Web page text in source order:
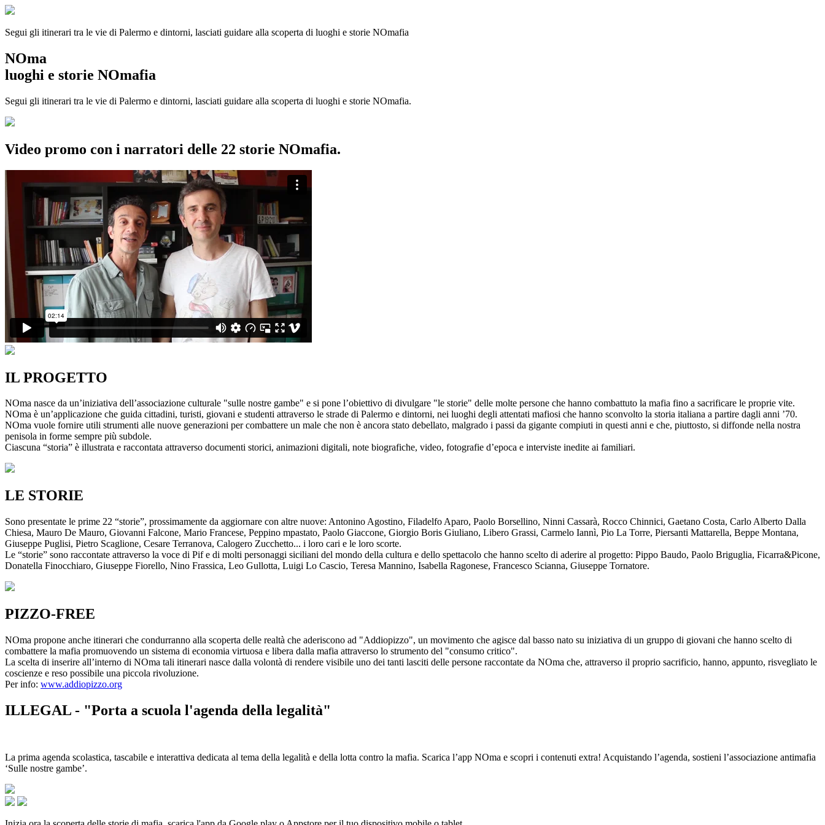
Segui gli itinerari tra le vie di Palermo e dintorni, lasciati guidare alla scoperta di luoghi e storie NOmafia
NOma
luoghi e storie NOmafia
Segui gli itinerari tra le vie di Palermo e dintorni, lasciati guidare alla scoperta di luoghi e storie NOmafia.
Video promo con i narratori delle 22 storie NOmafia.
IL PROGETTO
NOma nasce da un’iniziativa dell’associazione culturale "sulle nostre gambe" e si pone l’obiettivo di divulgare "le storie" delle molte persone che hanno combattuto la mafia fino a sacrificare le proprie vite.
NOma è un’applicazione che guida cittadini, turisti, giovani e studenti attraverso le strade di Palermo e dintorni, nei luoghi degli attentati mafiosi che hanno sconvolto la storia italiana a partire dagli anni ’70.
NOma vuole fornire utili strumenti alle nuove generazioni per combattere un male che non è ancora stato debellato, malgrado i passi da gigante compiuti in questi anni e che, piuttosto, si diffonde nella nostra
penisola in forme sempre più subdole.
Ciascuna “storia” è illustrata e raccontata attraverso documenti storici, animazioni digitali, note biografiche, video, fotografie d’epoca e interviste inedite ai familiari.
LE STORIE
Sono presentate le prime 22 “storie”, prossimamente da aggiornare con altre nuove: Antonino Agostino, Filadelfo Aparo, Paolo Borsellino, Ninni Cassarà, Rocco Chinnici, Gaetano Costa, Carlo Alberto Dalla
Chiesa, Mauro De Mauro, Giovanni Falcone, Mario Francese, Peppino mpastato, Paolo Giaccone, Giorgio Boris Giuliano, Libero Grassi, Carmelo Iannì, Pio La Torre, Piersanti Mattarella, Beppe Montana,
Giuseppe Puglisi, Pietro Scaglione, Cesare Terranova, Calogero Zucchetto... i loro cari e le loro scorte.
Le “storie” sono raccontate attraverso la voce di Pif e di molti personaggi siciliani del mondo della cultura e dello spettacolo che hanno scelto di aderire al progetto: Pippo Baudo, Paolo Briguglia, Ficarra&Picone,
Donatella Finocchiaro, Giuseppe Fiorello, Nino Frassica, Leo Gullotta, Luigi Lo Cascio, Teresa Mannino, Isabella Ragonese, Francesco Scianna, Giuseppe Tornatore.
PIZZO-FREE
NOma propone anche itinerari che condurranno alla scoperta delle realtà che aderiscono ad "Addiopizzo", un movimento che agisce dal basso nato su iniziativa di un gruppo di giovani che hanno scelto di
combattere la mafia promuovendo un sistema di economia virtuosa e libera dalla mafia attraverso lo strumento del "consumo critico".
La scelta di inserire all’interno di NOma tali itinerari nasce dalla volontà di rendere visibile uno dei tanti lasciti delle persone raccontate da NOma che, attraverso il proprio sacrificio, hanno, appunto, risvegliato le
coscienze e reso possibile una piccola rivoluzione.
Per info: www.addiopizzo.org
ILLEGAL - "Porta a scuola l'agenda della legalità"
La prima agenda scolastica, tascabile e interattiva dedicata al tema della legalità e della lotta contro la mafia. Scarica l’app NOma e scopri i contenuti extra! Acquistando l’agenda, sostieni l’associazione antimafia
‘Sulle nostre gambe’.